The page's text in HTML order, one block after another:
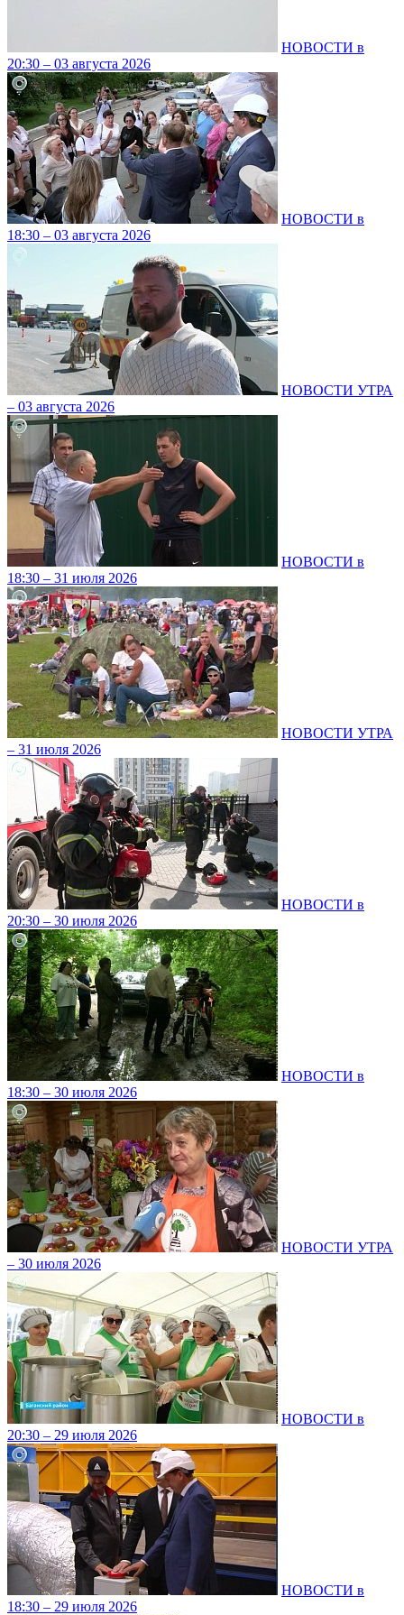
НОВОСТИ в
20:30 – 03 августа 2026
НОВОСТИ в
18:30 – 03 августа 2026
НОВОСТИ УТРА
– 03 августа 2026
НОВОСТИ в
18:30 – 31 июля 2026
НОВОСТИ УТРА
– 31 июля 2026
НОВОСТИ в
20:30 – 30 июля 2026
НОВОСТИ в
18:30 – 30 июля 2026
НОВОСТИ УТРА
– 30 июля 2026
НОВОСТИ в
20:30 – 29 июля 2026
НОВОСТИ в
18:30 – 29 июля 2026